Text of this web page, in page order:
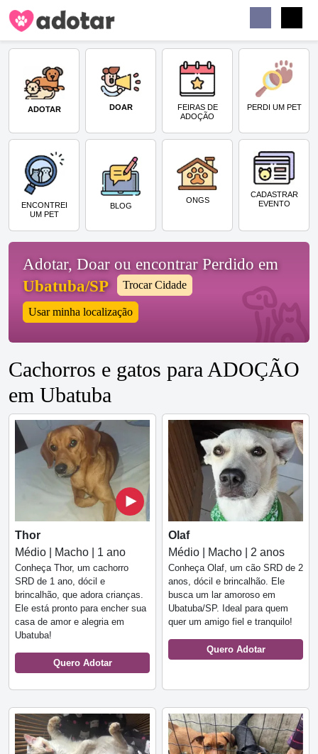
ADOTAR DOAR
FEIRAS DE
ADOÇÃO
PERDI UM PET
ENCONTREI
UM PET
BLOG
ONGS
CADASTRAR
EVENTO
Adotar, Doar ou encontrar Perdido em
Ubatuba/SP
Trocar Cidade
Usar minha localização
Cachorros e gatos para ADOÇÃO
em Ubatuba
Thor
Médio | Macho | 1 ano
Conheça Thor, um cachorro
SRD de 1 ano, dócil e
brincalhão, que adora crianças.
Ele está pronto para encher sua
casa de amor e alegria em
Ubatuba!
Quero Adotar
Olaf
Médio | Macho | 2 anos
Conheça Olaf, um cão SRD de 2
anos, dócil e brincalhão. Ele
busca um lar amoroso em
Ubatuba/SP. Ideal para quem
quer um amigo fiel e tranquilo!
Quero Adotar